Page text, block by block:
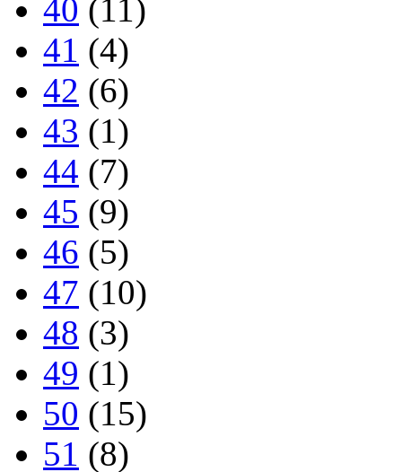
40 (11)
41 (4)
42 (6)
43 (1)
44 (7)
45 (9)
46 (5)
47 (10)
48 (3)
49 (1)
50 (15)
51 (8)